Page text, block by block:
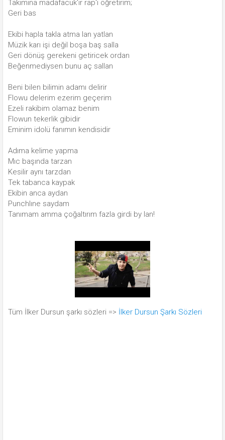
Takımına madafacuk'ır rap'i öğretirim;
Geri bas
Ekibi hapla takla atma lan yatlan
Müzik karı işi değil boşa baş salla
Geri dönüş gerekeni getiricek ordan
Beğenmediysen bunu aç sallan
Beni bilen bilimin adamı delirir
Flowu delerim ezerim geçerim
Ezeli rakibim olamaz benim
Flowun tekerlik gibidir
Eminim idolü fanımın kendisidir
Adıma kelime yapma
Mıc başında tarzan
Kesilir aynı tarzdan
Tek tabanca kaypak
Ekibin anca aydan
Punchlıne saydam
Tanımam amma çoğaltırım fazla girdi by lan!
Tüm İlker Dursun şarkı sözleri => İlker Dursun Şarkı Sözleri